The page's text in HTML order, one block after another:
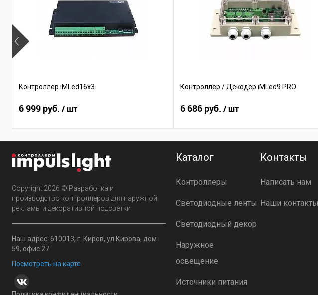
Контроллер iMLed16x3
6 999 руб. / шт
Контроллер / Декодер iMLed9 PRO
6 686 руб. / шт
Copyright 2026 © Разработка и
производство контроллеров для наружной
рекламы и декоративной подсветки
Наш адрес: 610013, г. Киров, ул.Кирова, дом
59, офис 27
Посмотреть на карте
Каталог
Контроллеры
Светодиодные ленты
Светодиодный декор
Наружное
освещение
Источники питания
Контакты
Написать нам
Наши контакты